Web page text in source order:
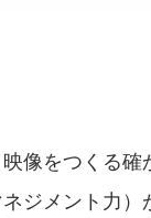
像をつくる確
ジメント力）